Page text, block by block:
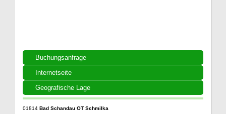
Buchungsanfrage
Internetseite
Geografische Lage
01814 Bad Schandau OT Schmilka